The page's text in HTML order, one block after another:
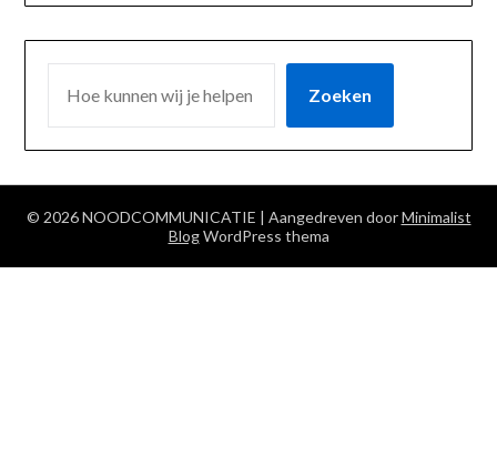
Zoeken
© 2026 NOODCOMMUNICATIE | Aangedreven doorMinimalist
BlogWordPress thema